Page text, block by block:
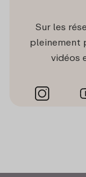
Sur les
pleinement
vidéos